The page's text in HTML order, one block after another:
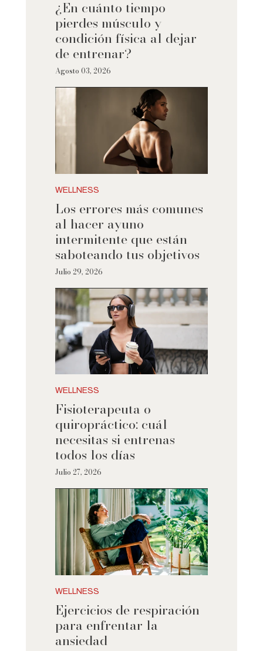
¿En cuánto tiempo
pierdes músculo y
condición física al dejar
de entrenar?
Agosto 03, 2026
WELLNESS
Los errores más comunes
al hacer ayuno
intermitente que están
saboteando tus objetivos
Julio 29, 2026
WELLNESS
Fisioterapeuta o
quiropráctico: cuál
necesitas si entrenas
todos los días
Julio 27, 2026
WELLNESS
Ejercicios de respiración
para enfrentar la
ansiedad